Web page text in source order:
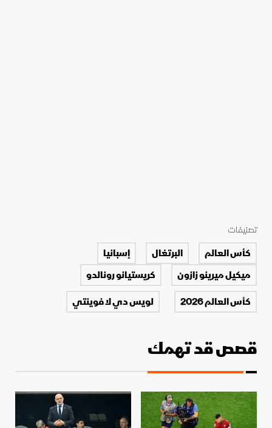
تصنيفات
كأس العالم البرتغال
إسبانيا
ميكيل ميرينو زازون
كريستيانو رونالدو
كأس العالم 2026
لويس دي لا فوينتي
قصص قد تهمك